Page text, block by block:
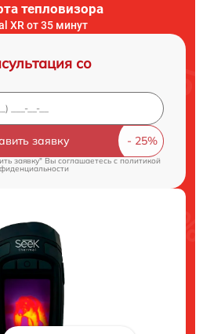
тепловизора
XR от 35 минут
со
заявку
заявку" Вы соглашаетесь cполитикой